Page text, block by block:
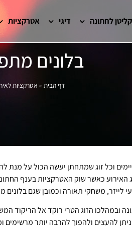
לחתונה דיגי אטרקציות
בלונים
דף הבית » אטרקציות
וכל זוג שמתחתן יעשה הכול על מנת
האירוע כאשר שוק האטרקציות בענף
לייזר, משחקי תאורה וכמובן שגם בלונים
ובמהלכו הזוג הטרי רוקד אל הריקוד
להעצים ולהפוך להרבה יותר מרשימים